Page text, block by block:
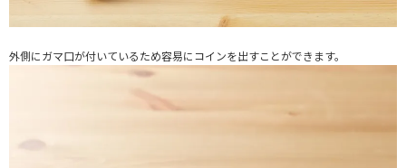
外側にガマ口が付いているため容易にコインを出すことができます。